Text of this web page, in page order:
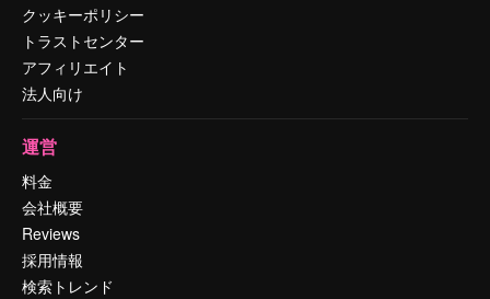
クッキーポリシー
トラストセンター
アフィリエイト
法人向け
運営
料金
会社概要
Reviews
採用情報
検索トレンド